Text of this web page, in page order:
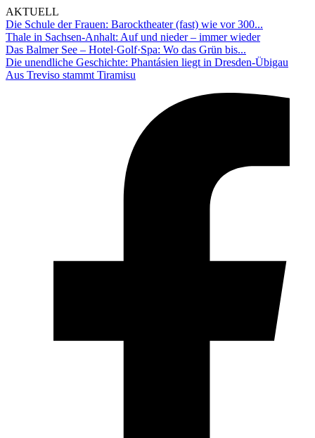
AKTUELL
Die Schule der Frauen: Barocktheater (fast) wie vor 300...
Thale in Sachsen-Anhalt: Auf und nieder – immer wieder
Das Balmer See – Hotel·Golf·Spa: Wo das Grün bis...
Die unendliche Geschichte: Phantásien liegt in Dresden-Übigau
Aus Treviso stammt Tiramisu